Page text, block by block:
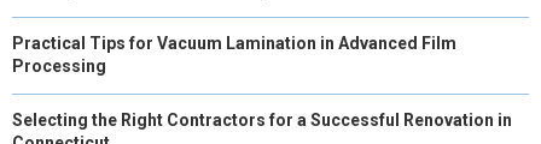
Practical Tips for Vacuum Lamination in Advanced Film
Processing
Selecting the Right Contractors for a Successful Renovation in